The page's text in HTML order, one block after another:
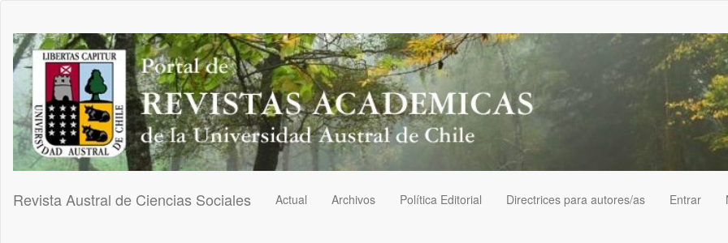
Contenido
principal
Barra
lateral
Revista Austral de Ciencias Sociales Actual Archivos Política Editorial Directrices para autores/as Entrar